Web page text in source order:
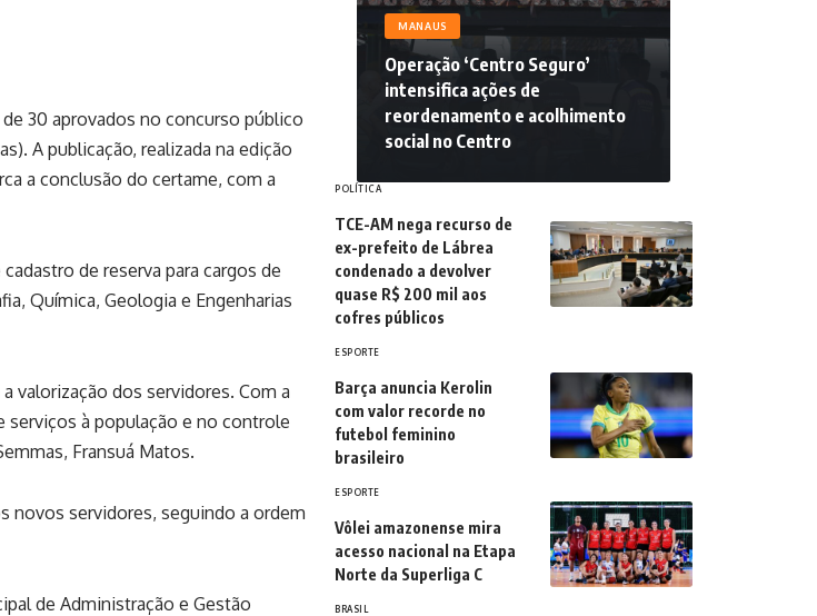
30 aprovados no concurso público
A publicação, realizada na edição
a conclusão do certame, com a
de reserva para cargos de
Química, Geologia e Engenharias
valorização dos servidores. Com a
serviços à população e no controle
Fransuá Matos.
novos servidores, seguindo a ordem
de Administração e Gestão
MANAUS
Operação ‘Centro Seguro’
intensifica ações de
reordenamento e acolhimento
social no Centro
POLÍTICA
TCE-AM nega recurso de
ex-prefeito de Lábrea
condenado a devolver
quase R$ 200 mil aos
cofres públicos
ESPORTE
Barça anuncia Kerolin
com valor recorde no
futebol feminino
brasileiro
ESPORTE
Vôlei amazonense mira
acesso nacional na Etapa
Norte da Superliga C
BRASIL